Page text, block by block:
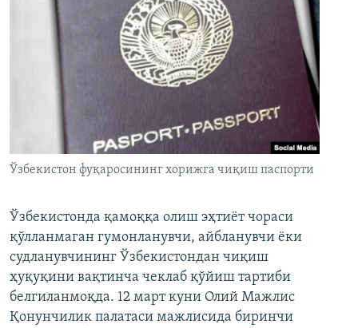
Ўзбекистон фуқаросининг хорижга чиқиш паспорти
Ўзбекистонда қамоққа олиш эҳтиёт чораси
қўлланмаган гумонланувчи, айбланувчи ёки
судланувчининг Ўзбекистондан чиқиш
ҳуқуқини вақтинча чеклаб қўйиш тартиби
белгиланмоқда. 12 март куни Олий Мажлис
Қонунчилик палатаси мажлисида биринчи